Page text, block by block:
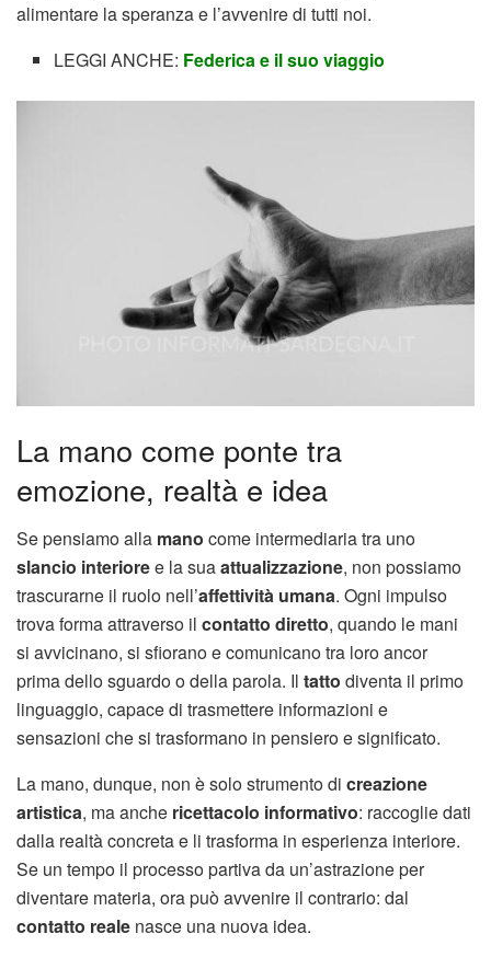
alimentare la speranza e l’avvenire di tutti noi.
LEGGI ANCHE: Federica e il suo viaggio
La mano come ponte tra
emozione, realtà e idea
Se pensiamo alla mano come intermediaria tra uno
slancio interioree la suaattualizzazione, non possiamo
trascurarne il ruolo nell’affettività umana. Ogni impulso
trova forma attraverso il contatto diretto, quando le mani
si avvicinano, si sfiorano e comunicano tra loro ancor
prima dello sguardo o della parola. Il tatto diventa il primo
linguaggio, capace di trasmettere informazioni e
sensazioni che si trasformano in pensiero e significato.
La mano, dunque, non è solo strumento di creazione
artistica, ma anche ricettacolo informativo: raccoglie dati
dalla realtà concreta e li trasforma in esperienza interiore.
Se un tempo il processo partiva da un’astrazione per
diventare materia, ora può avvenire il contrario: dal
contatto reale nasce una nuova idea.